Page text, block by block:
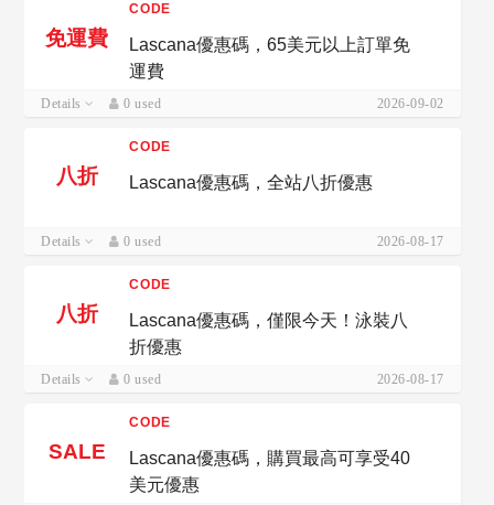
免運費
CODE
Lascana優惠碼，65美元以上訂單免
運費
Details 0 used 2026-09-02
八折
CODE
Lascana優惠碼，全站八折優惠
Details 0 used 2026-08-17
八折
CODE
Lascana優惠碼，僅限今天！泳裝八
折優惠
Details 0 used 2026-08-17
SALE
CODE
Lascana優惠碼，購買最高可享受40
美元優惠